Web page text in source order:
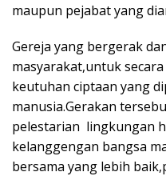
maupun pejabat yang
Gereja yang bergerak
masyarakat,untuk
keutuhan ciptaan yang
manusia.Gerakan
pelestarian lingkungan
kelanggengan bangsa
bersama yang lebih